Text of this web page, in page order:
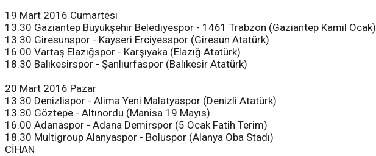
19 Mart 2016 Cumartesi
13.30 Gaziantep Büyükşehir Belediyespor - 1461 Trabzon (Gaziantep Kamil Ocak)
13.30 Giresunspor - Kayseri Erciyesspor (Giresun Atatürk)
16.00 Vartaş Elazığspor - Karşıyaka (Elazığ Atatürk)
18.30 Balıkesirspor - Şanlıurfaspor (Balıkesir Atatürk)
20 Mart 2016 Pazar
13.30 Denizlispor - Alima Yeni Malatyaspor (Denizli Atatürk)
13.30 Göztepe - Altınordu (Manisa 19 Mayıs)
16.00 Adanaspor - Adana Demirspor (5 Ocak Fatih Terim)
18.30 Multigroup Alanyaspor - Boluspor (Alanya Oba Stadı)
CİHAN